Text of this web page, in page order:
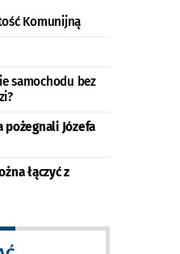
Komunijną
samochodu bez
pożegnali Józefa
łączyć z